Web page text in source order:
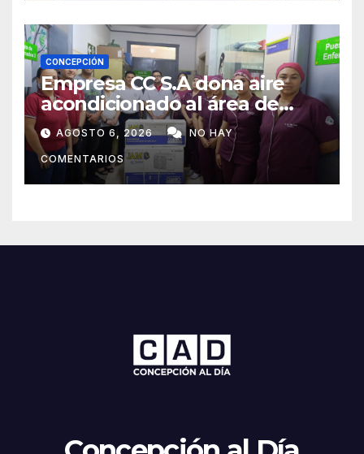
CONCEPCIÓN
Empresa CC S.A dona aire
acondicionado al área de
maternidad del IPS de
Concepción
AGOSTO 6, 2026 NO HAY
COMENTARIOS